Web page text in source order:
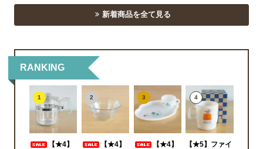
新着商品を全て見る
RANKING
1
【★4】
2
【★4】
3
【★4】
4
【★5】ファイ